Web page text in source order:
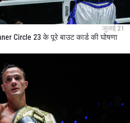
जुलाई 21
Circle 23 के पूरे बाउट कार्ड की घोषणा